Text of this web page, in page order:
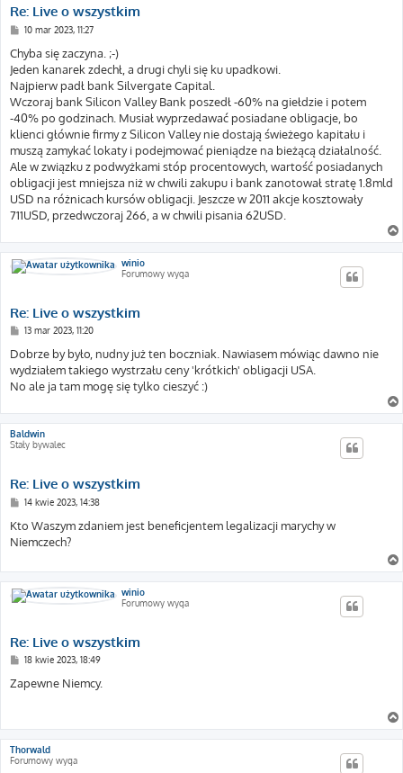
Re: Live o wszystkim
P
s
t
10 mar 2023, 11:27
Chyba się zaczyna. ;-)
Jeden kanarek zdechł, a drugi chyli się ku upadkowi.
Najpierw padł bank Silvergate Capital.
Wczoraj bank Silicon Valley Bank poszedł -60% na giełdzie i potem
-40% po godzinach. Musiał wyprzedawać posiadane obligacje, bo
klienci głównie firmy z Silicon Valley nie dostają świeżego kapitału i
muszą zamykać lokaty i podejmować pieniądze na bieżącą działalność.
Ale w związku z podwyżkami stóp procentowych, wartość posiadanych
obligacji jest mniejsza niż w chwili zakupu i bank zanotował stratę 1.8mld
USD na różnicach kursów obligacji. Jeszcze w 2011 akcje kosztowały
711USD, przedwczoraj 266, a w chwili pisania 62USD.
winio
Forumowy wyga
Re: Live o wszystkim
P
s
13 mar 2023, 11:20
Dobrze by było, nudny już ten boczniak. Nawiasem mówiąc dawno nie
wydziałem takiego wystrzału ceny 'krótkich' obligacji USA.
No ale ja tam mogę się tylko cieszyć :)
Baldwin
Stały bywalec
Re: Live o wszystkim
P
s
t
14 kwie 2023, 14:38
Kto Waszym zdaniem jest beneficjentem legalizacji marychy w
Niemczech?
winio
Forumowy wyga
Re: Live o wszystkim
P
s
18 kwie 2023, 18:49
Zapewne Niemcy.
Thorwald
Forumowy wyga